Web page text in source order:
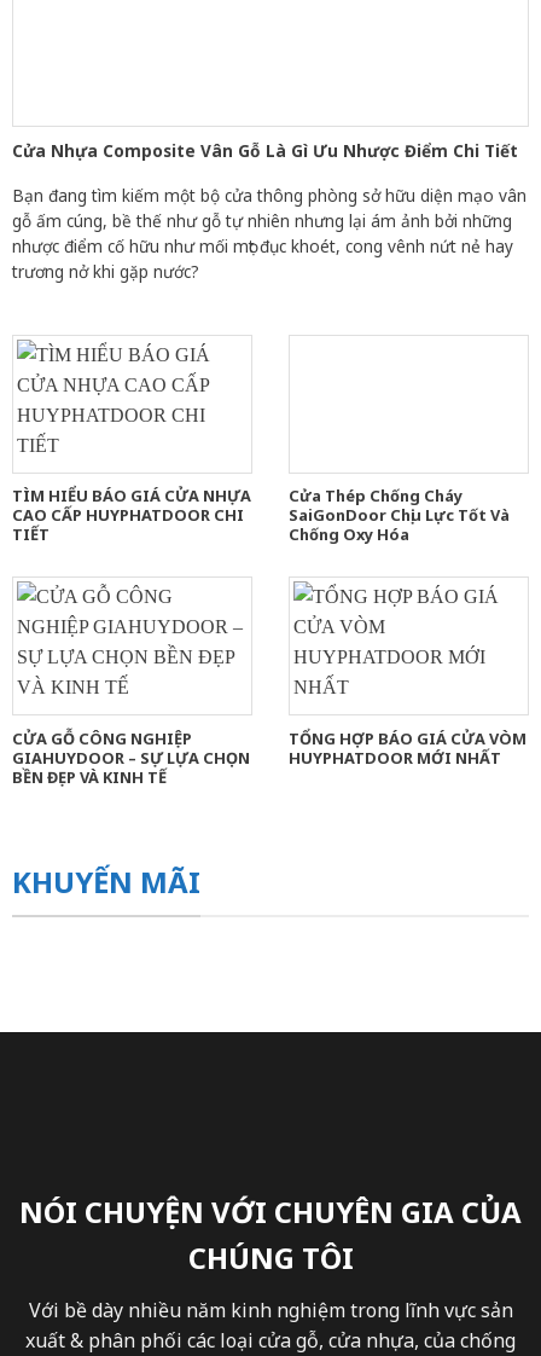
Cửa Nhựa Composite Vân Gỗ Là Gì Ưu Nhược Điểm Chi Tiết
Bạn đang tìm kiếm một bộ cửa thông phòng sở hữu diện mạo vân
gỗ ấm cúng, bề thế như gỗ tự nhiên nhưng lại ám ảnh bởi những
nhược điểm cố hữu như mối mọt đục khoét, cong vênh nứt nẻ hay
trương nở khi gặp nước?
TÌM HIỂU BÁO GIÁ CỬA NHỰA
CAO CẤP HUYPHATDOOR CHI
TIẾT
Cửa Thép Chống Cháy
SaiGonDoor Chịu Lực Tốt Và
Chống Oxy Hóa
CỬA GỖ CÔNG NGHIỆP
GIAHUYDOOR – SỰ LỰA CHỌN
BỀN ĐẸP VÀ KINH TẾ
TỔNG HỢP BÁO GIÁ CỬA VÒM
HUYPHATDOOR MỚI NHẤT
KHUYẾN MÃI
NÓI CHUYỆN VỚI CHUYÊN GIA CỦA
CHÚNG TÔI
Với bề dày nhiều năm kinh nghiệm trong lĩnh vực sản
xuất & phân phối các loại cửa gỗ, cửa nhựa, của chống